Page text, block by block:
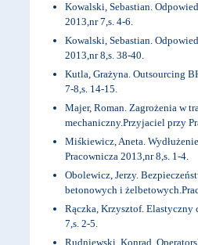
Kowalski, Sebastian.
2013,nr 7,s. 4-6.
Kowalski, Sebastian.
2013,nr 8,s. 38-40.
Kutla, Grażyna. Outsourcing
7-8,s. 14-15.
Majer, Roman. Zagrożenia w
mechaniczny.Przyjaciel przy
Miśkiewicz, Aneta.
Pracownicza 2013,nr 8,s. 1-4.
Obolewicz, Jerzy.
betonowych i
Rączka, Krzysztof. Elastyczny
7,s. 2-5.
Rudniewski, Konrad.